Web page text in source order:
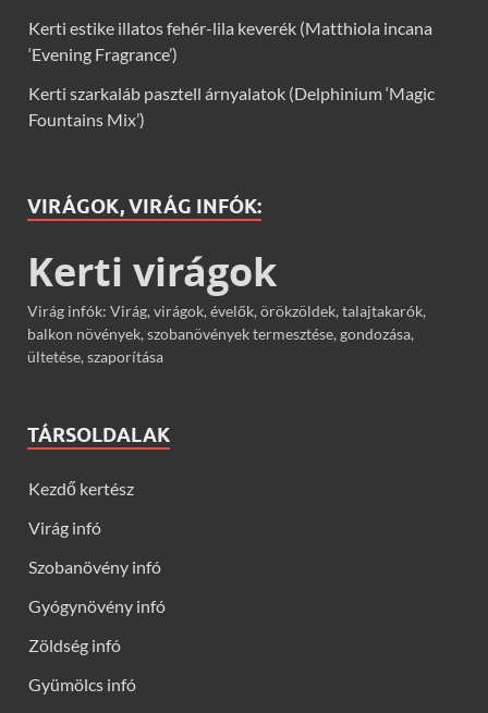
Kerti estike illatos fehér-lila keverék (Matthiola incana
‘Evening Fragrance’)
Kerti szarkaláb pasztell árnyalatok (Delphinium ‘Magic
Fountains Mix’)
VIRÁGOK, VIRÁG INFÓK:
Kerti virágok
Virág infók: Virág, virágok, évelők, örökzöldek, talajtakarók,
balkon növények, szobanövények termesztése, gondozása,
ültetése, szaporítása
TÁRSOLDALAK
Kezdő kertész
Virág infó
Szobanövény infó
Gyógynövény infó
Zöldség infó
Gyümölcs infó